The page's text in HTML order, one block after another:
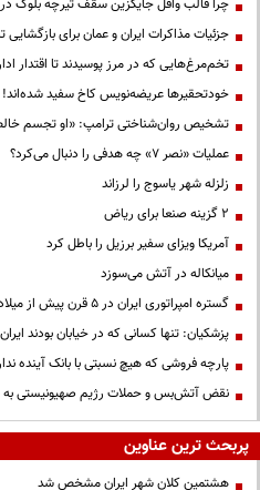
چرا قالب وافل جایگزین سقف تیرچه بلوک
جزئیات مذاکرات ایران و عمان برای بازگشایی
تخم‌مرغ‌هایی که در مرز پوسیدند تا اقتدار
خودتحقیرها عریضه‌نویس کاخ سفید شده‌اند!
تشخیص روان‌شناختی ترامپ: «او تجسم
عملیات «نصر ۷» چه هدفی را دنبال می‌کرد؟
زلزله شهر یاسوج را لرزاند
۲ گزینه صنعا برای ریاض
آمریکا ویزای سفیر برزیل را باطل کرد
میانکاله در آتش می‌سوزد
گستره امپراتوری ایران در ۵ قرن پیش از میلاد؛ تصویری از ایران ۲۵ قرن پیش
پزشکیان: تنها کسانی که در خیابان بودند
پارچه فروشی که هیچ نسبتی با بانک آینده
نقض آتش‌بس و حملات رژیم صهیونیستی به
پربحث ترین عناوین
هشتمین کلان شهر ایران مشخص شد